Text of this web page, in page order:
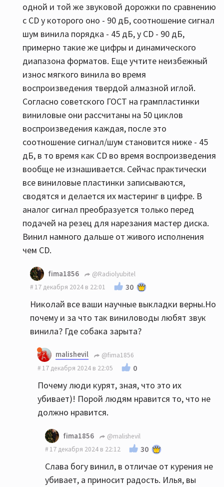
одной и той же звуковой дорожки по сравнению
с CD у которого оно - 90 дБ, соотношение сигнал
шум винила порядка - 45 дБ, у СD - 90 дБ,
примерно такие же цифры и динамического
диапазона форматов. Еще учтите неизбежный
износ мягкого винила во время
воспроизведения твердой алмазной иглой.
Согласно советского ГОСТ на грампластинки
виниловые они рассчитаны на 50 циклов
воспроизведения каждая, после это
соотношение сигнал/шум становится ниже - 45
дБ, в то время как СD во время воспроизведения
вообще не изнашивается. Сейчас практически
все виниловые пластинки записываются,
сводятся и делается их мастеринг в цифре. В
аналог сигнал преобразуется только перед
подачей на резец для нарезания мастер диска.
Винил намного дальше от живого исполнения
чем CD.
fima1856
@Radiolyubitel
17 декабря 2024 в 22:01
30
Николай все ваши научные выкладки верны.Но
почему и за что так виниловоды любят звук
винила? Где собака зарыта?
malishevil
@fima1856
17 декабря 2024 в 22:05
0
Почему люди курят, зная, что это их
убивает)! Порой людям нравится то, что не
должно нравится.
fima1856
@malishevil
17 декабря 2024 в 22:12
30
Слава богу винил, в отличае от курения не
убивает, а приносит радость. Илья, вы